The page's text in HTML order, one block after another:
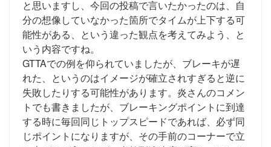
と思いますし、今回の投稿で言いたかったのは、自
分の想像していなかった箇所でタイムが上下する可
能性がある、という違った観点を考えてみよう、と
いう内容ですね。
GTTAでの例を仰られていましたが、ブレーキが遅
れた、というのはイメージが確立されすぎると逆に
失敗したりする可能性があります。炎さんのコメン
トでも書きましたが、ブレーキングポイントに到達
する時に毎回同じトップスピードであれば、必ず同
じポイントになりますが、その手前のコーナーで立